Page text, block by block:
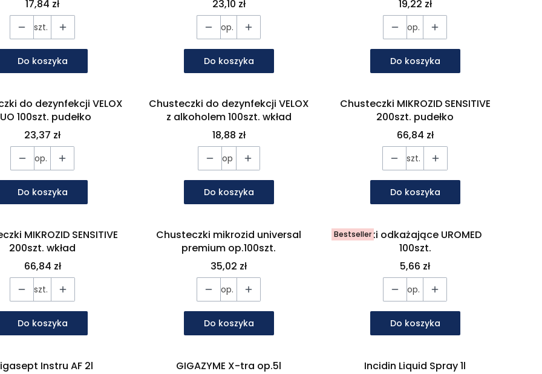
Cena
17,84 zł
szt.
Do koszyka
Cena
23,10 zł
op.
Do koszyka
Cena
19,22 zł
op.
Do koszyka
do dezynfekcji VELOX
100szt. pudełko
Cena
23,37 zł
op.
Do koszyka
Chusteczki do dezynfekcji VELOX
z alkoholem 100szt. wkład
Cena
18,88 zł
op
Do koszyka
Chusteczki MIKROZID SENSITIVE
200szt. pudełko
Cena
66,84 zł
szt.
Do koszyka
MIKROZID SENSITIVE
200szt. wkład
Cena
66,84 zł
szt.
Do koszyka
Chusteczki mikrozid universal
premium op.100szt.
Cena
35,02 zł
op.
Do koszyka
Bestseller
Gaziki odkażające UROMED
100szt.
Cena
5,66 zł
op.
Do koszyka
Instru AF 2l GIGAZYME X-tra op.5l Incidin Liquid Spray 1l